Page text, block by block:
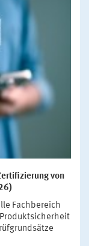
von
Fachbereich